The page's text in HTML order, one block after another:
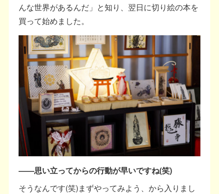
んな世界があるんだ」と知り、翌日に切り絵の本を
買って始めました。
――思い立ってからの行動が早いですね(笑)
そうなんです(笑)まずやってみよう、から入りまし